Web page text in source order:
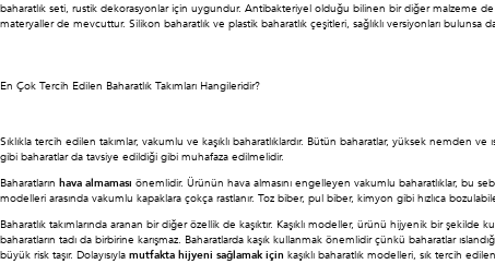
baharatlık seti, rustik dekorasyonlar için uygundur. Antibakteriyel olduğu bilinen bir diğer malzeme
materyaller de mevcuttur. Silikon baharatlık ve plastik baharatlık çeşitleri, sağlıklı versiyonları
En Çok Tercih Edilen Baharatlık Takımları Hangileridir?
Sıklıkla tercih edilen takımlar, vakumlu ve kaşıklı baharatlıklardır. Bütün baharatlar, yüksek nemden
gibi baharatlar da tavsiye edildiği gibi muhafaza edilmelidir.
Baharatların hava almaması önemlidir. Ürünün hava almasını engelleyen vakumlu baharatlıklar, bu
modelleri arasında vakumlu kapaklara çokça rastlanır. Toz biber, pul biber, kimyon gibi hızlıca
Baharatlık takımlarında aranan bir diğer özellik de kaşıktır. Kaşıklı modeller, ürünü hijyenik bir
baharatların tadı da birbirine karışmaz. Baharatlarda kaşık kullanmak önemlidir çünkü baharatlar
büyük risk taşır. Dolayısıyla mutfakta hijyeni sağlamak için kaşıklı baharatlık modelleri, sık tercih